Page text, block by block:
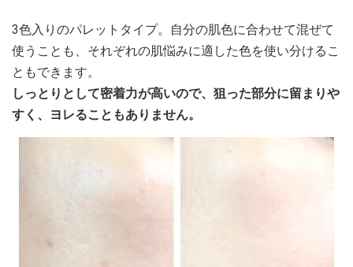
3色入りのパレットタイプ。自分の肌色に合わせて混ぜて
使うことも、それぞれの肌悩みに適した色を使い分けるこ
ともできます。
しっとりとして密着力が高いので、狙った部分に留まりや
すく、ヨレることもありません。